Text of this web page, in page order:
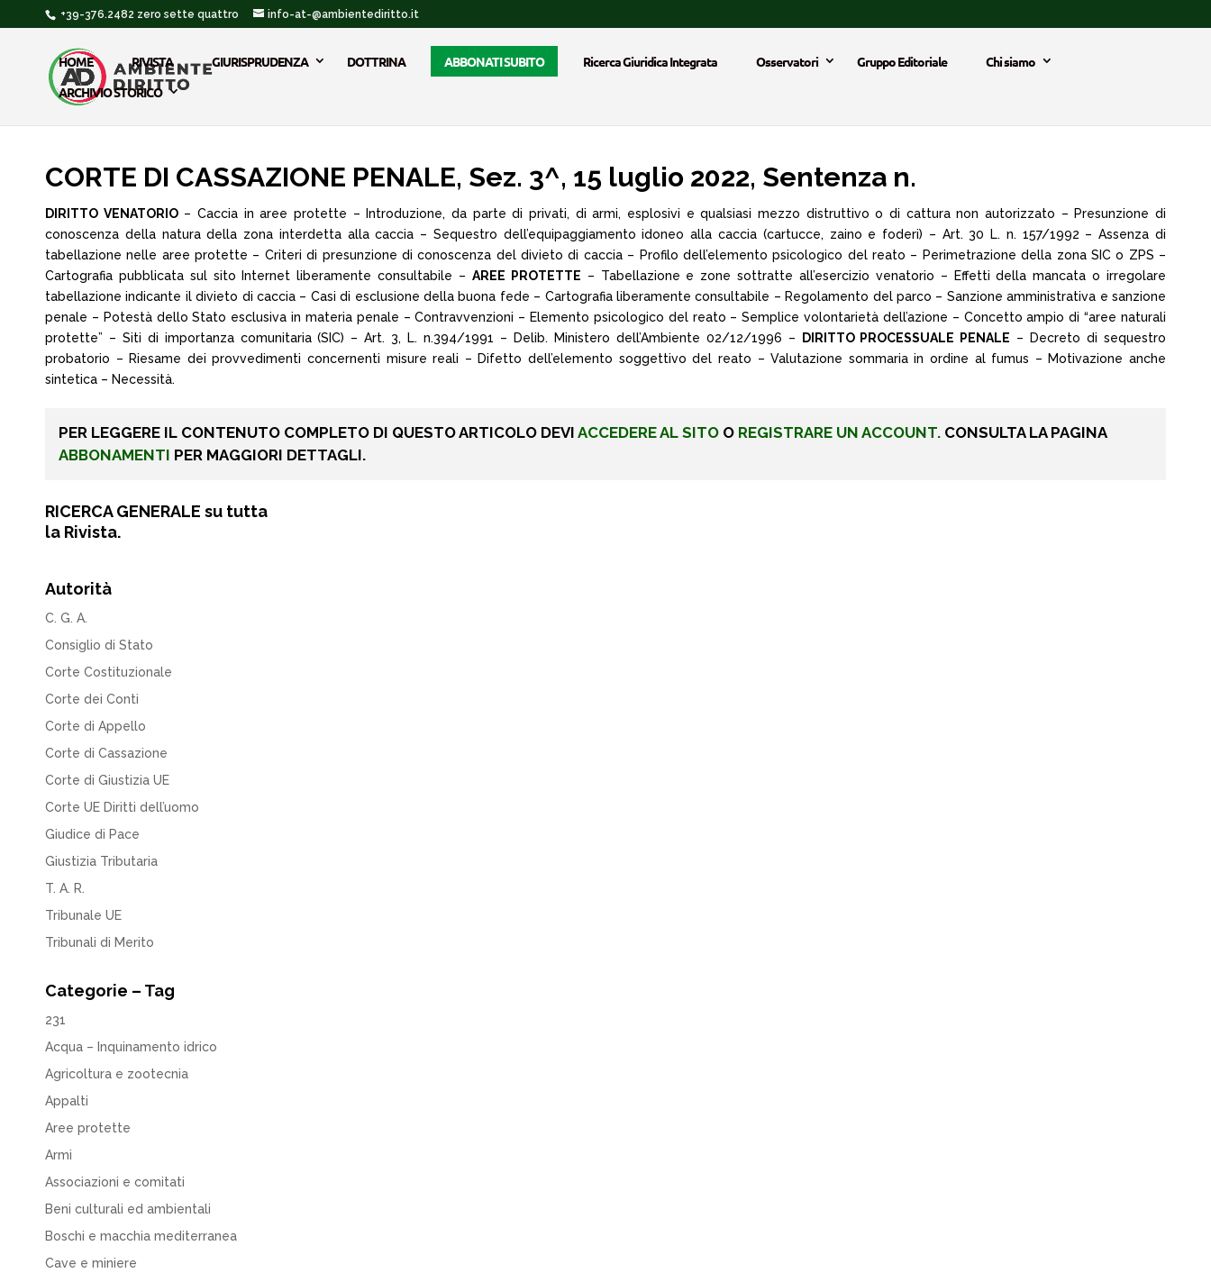
+39-376.2482 zero sette quattro info-at-@ambientediritto.it
HOME RIVISTA GIURISPRUDENZA DOTTRINA ABBONATI SUBITO Ricerca Giuridica Integrata Osservatori Gruppo Editoriale
Chi siamo
ARCHIVIO STORICO
CORTE DI CASSAZIONE PENALE, Sez. 3^, 15 luglio 2022, Sentenza n.
DIRITTO VENATORIO– Caccia in aree protette – Introduzione, da parte di privati, di armi, esplosivi e qualsiasi mezzo distruttivo o di cattura non autorizzato – Presunzione di
conoscenza della natura della zona interdetta alla caccia – Sequestro dell’equipaggiamento idoneo alla caccia (cartucce, zaino e foderi) – Art. 30 L. n. 157/1992 – Assenza di
tabellazione nelle aree protette – Criteri di presunzione di conoscenza del divieto di caccia – Profilo dell’elemento psicologico del reato – Perimetrazione della zona SIC o ZPS –
Cartografia pubblicata sul sito Internet liberamente consultabile – AREE PROTETTE – Tabellazione e zone sottratte all’esercizio venatorio – Effetti della mancata o irregolare
tabellazione indicante il divieto di caccia – Casi di esclusione della buona fede – Cartografia liberamente consultabile – Regolamento del parco – Sanzione amministrativa e sanzione
penale – Potestà dello Stato esclusiva in materia penale – Contravvenzioni – Elemento psicologico del reato – Semplice volontarietà dell’azione – Concetto ampio di “aree naturali
protette” – Siti di importanza comunitaria (SIC) – Art. 3, L. n.394/1991 – Delib. Ministero dell’Ambiente 02/12/1996 –
DIRITTO PROCESSUALE PENALE – Decreto di sequestro
probatorio – Riesame dei provvedimenti concernenti misure reali – Difetto dell’elemento soggettivo del reato – Valutazione sommaria in ordine al fumus – Motivazione anche
sintetica – Necessità.
PER LEGGERE IL CONTENUTO COMPLETO DI QUESTO ARTICOLO DEVI ACCEDERE AL SITO O REGISTRARE UN ACCOUNT. CONSULTA LA PAGINA
ABBONAMENTI PER MAGGIORI DETTAGLI.
RICERCA GENERALE su tutta
la Rivista.
Autorità
C. G. A.
Consiglio di Stato
Corte Costituzionale
Corte dei Conti
Corte di Appello
Corte di Cassazione
Corte di Giustizia UE
Corte UE Diritti dell’uomo
Giudice di Pace
Giustizia Tributaria
T. A. R.
Tribunale UE
Tribunali di Merito
Categorie – Tag
231
Acqua – Inquinamento idrico
Agricoltura e zootecnia
Appalti
Aree protette
Armi
Associazioni e comitati
Beni culturali ed ambientali
Boschi e macchia mediterranea
Cave e miniere